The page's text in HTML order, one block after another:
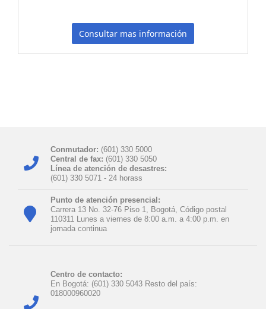
Consultar mas información
Conmutador: (601) 330 5000
Central de fax: (601) 330 5050
Línea de atención de desastres:
(601) 330 5071 - 24 horas​s
Punto de atención presencial:
Carrera 13 No. 32-76 Piso 1, Bogotá, Código postal
110311 Lunes a viernes de 8:00 a.m. a 4:00 p.m. en
jornada continua
Centro de contacto:
En Bogotá: (601) 330 5043 Resto del país:
018000960020